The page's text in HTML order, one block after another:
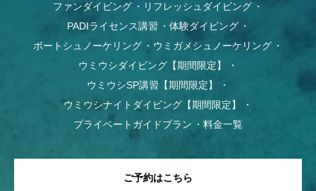
ファンダイビング
リフレッシュダイビング
PADIライセンス講習
体験ダイビング
ボートシュノーケリング
ウミガメシュノーケリング
ウミウシダイビング【期間限定】
ウミウシSP講習【期間限定】
ウミウシナイトダイビング【期間限定】
プライベートガイドプラン
料金一覧
ご予約はこちら